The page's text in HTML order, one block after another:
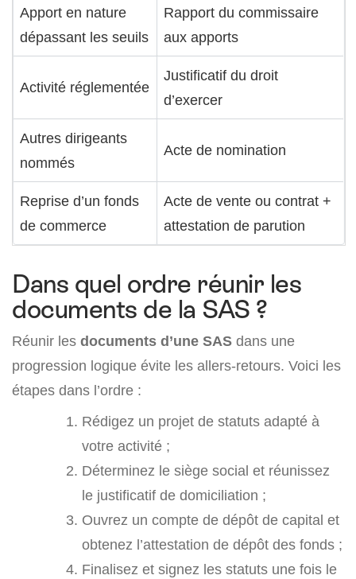
Apport en nature
dépassant les seuils
Rapport du commissaire
aux apports
Activité réglementée
Justificatif du droit
d’exercer
Autres dirigeants
nommés
Acte de nomination
Reprise d’un fonds
de commerce
Acte de vente ou contrat +
attestation de parution
Dans quel ordre réunir les
documents de la SAS ?
Réunir les documents d’une SAS dans une
progression logique évite les allers-retours. Voici les
étapes dans l’ordre :
Rédigez un projet de statuts adapté à
votre activité ;
Déterminez le siège social et réunissez
le justificatif de domiciliation ;
Ouvrez un compte de dépôt de capital et
obtenez l’attestation de dépôt des fonds ;
Finalisez et signez les statuts une fois le